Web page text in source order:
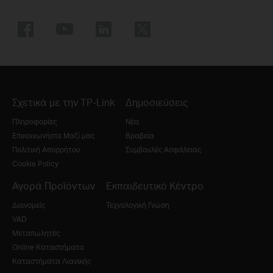
Σχετικά με την TP-Link
Πληροφορίες
Επικοινωνήστε Μαζί μας
Πολιτική Απορρήτου
Cookie Policy
Δημοσιεύσεις
Νέα
Βραβεία
Συμβουλές Ασφάλειας
Αγορά Προϊόντων
Διανομείς
VAD
Μεταπωλητές
Online Καταστήματα
Καταστήματα Λιανικής
Εκπαιδευτικό Κέντρο
Τεχνολογική Γνώση